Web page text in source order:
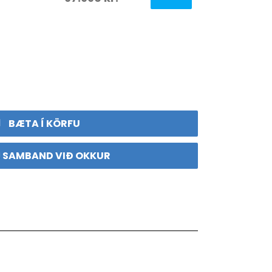
BÆTA Í KÖRFU
VIÐ OKKUR